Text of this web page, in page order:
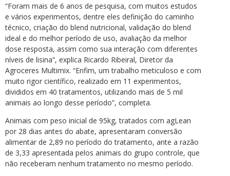
“Foram mais de 6 anos de pesquisa, com muitos estudos
e vários experimentos, dentre eles definição do caminho
técnico, criação do blend nutricional, validação do blend
ideal e do melhor período de uso, avaliação da melhor
dose resposta, assim como sua interação com diferentes
níveis de lisina”, explica Ricardo Ribeiral, Diretor da
Agroceres Multimix. “Enfim, um trabalho meticuloso e com
muito rigor científico, realizado em 11 experimentos,
divididos em 40 tratamentos, utilizando mais de 5 mil
animais ao longo desse período”, completa.
Animais com peso inicial de 95kg, tratados com agLean
por 28 dias antes do abate, apresentaram conversão
alimentar de 2,89 no período do tratamento, ante a razão
de 3,33 apresentada pelos animais do grupo controle, que
não receberam nenhum tratamento no mesmo período.